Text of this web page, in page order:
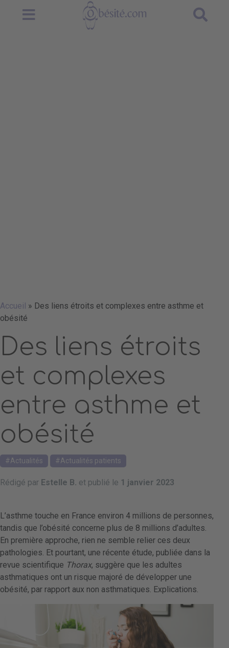
Accueil » Des liens étroits et complexes entre asthme et
obésité
Des liens étroits
et complexes
entre asthme et
obésité
Actualités Actualités patients
Rédigé par Estelle B. et publié le 1 janvier 2023
L’asthme touche en France environ 4 millions de personnes,
tandis que l’obésité concerne plus de 8 millions d’adultes.
En première approche, rien ne semble relier ces deux
pathologies. Et pourtant, une récente étude, publiée dans la
revue scientifique Thorax, suggère que les adultes
asthmatiques ont un risque majoré de développer une
obésité, par rapport aux non asthmatiques. Explications.